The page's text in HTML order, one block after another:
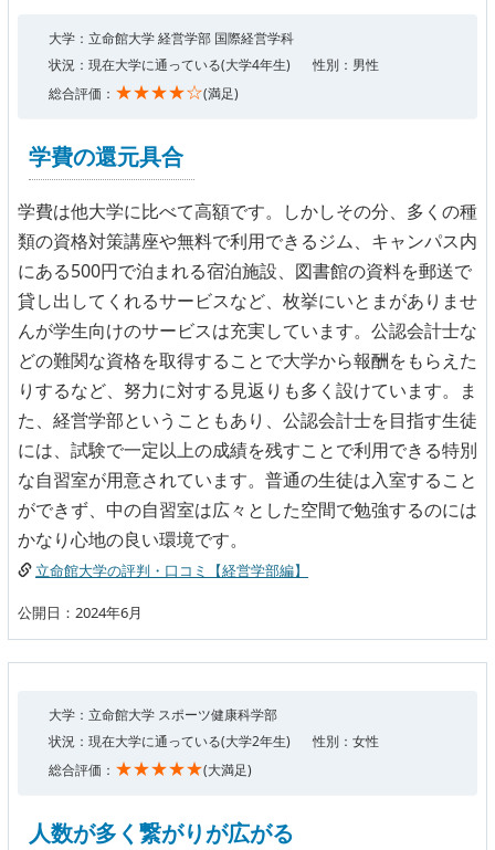
大学：立命館大学 経営学部 国際経営学科
状況：現在大学に通っている(大学4年生)
性別：男性
総合評価： ★★★★☆(満足)
学費の還元具合
学費は他大学に比べて高額です。しかしその分、多くの種
類の資格対策講座や無料で利用できるジム、キャンパス内
にある500円で泊まれる宿泊施設、図書館の資料を郵送で
貸し出してくれるサービスなど、枚挙にいとまがありませ
んが学生向けのサービスは充実しています。公認会計士な
どの難関な資格を取得することで大学から報酬をもらえた
りするなど、努力に対する見返りも多く設けています。ま
た、経営学部ということもあり、公認会計士を目指す生徒
には、試験で一定以上の成績を残すことで利用できる特別
な自習室が用意されています。普通の生徒は入室すること
ができず、中の自習室は広々とした空間で勉強するのには
かなり心地の良い環境です。
立命館大学の評判・口コミ【経営学部編】
公開日：2024年6月
大学：立命館大学 スポーツ健康科学部
状況：現在大学に通っている(大学2年生)
性別：女性
総合評価： ★★★★★(大満足)
人数が多く繋がりが広がる